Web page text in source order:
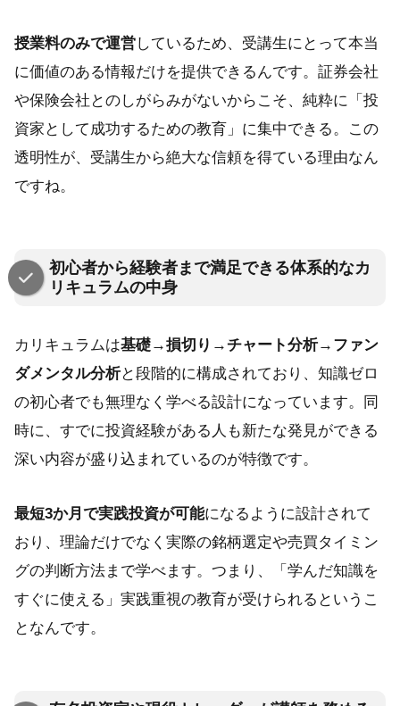
授業料のみで運営しているため、受講生にとって本当
に価値のある情報だけを提供できるんです。証券会社
や保険会社とのしがらみがないからこそ、純粋に「投
資家として成功するための教育」に集中できる。この
透明性が、受講生から絶大な信頼を得ている理由なん
ですね。
初心者から経験者まで満足できる体系的なカ
リキュラムの中身
カリキュラムは基礎→損切り→チャート分析→ファン
ダメンタル分析と段階的に構成されており、知識ゼロ
の初心者でも無理なく学べる設計になっています。同
時に、すでに投資経験がある人も新たな発見ができる
深い内容が盛り込まれているのが特徴です。
最短3か月で実践投資が可能になるように設計されて
おり、理論だけでなく実際の銘柄選定や売買タイミン
グの判断方法まで学べます。つまり、「学んだ知識を
すぐに使える」実践重視の教育が受けられるというこ
となんです。